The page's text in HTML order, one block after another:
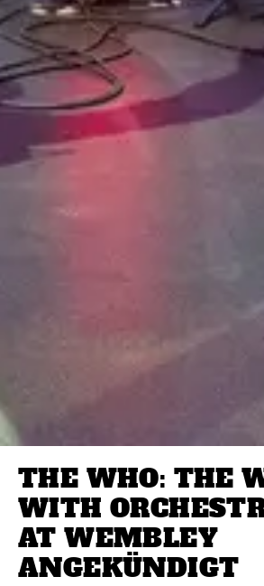
THE WHO: THE
WITH
AT WEMBLEY
ANGEKÜNDIGT